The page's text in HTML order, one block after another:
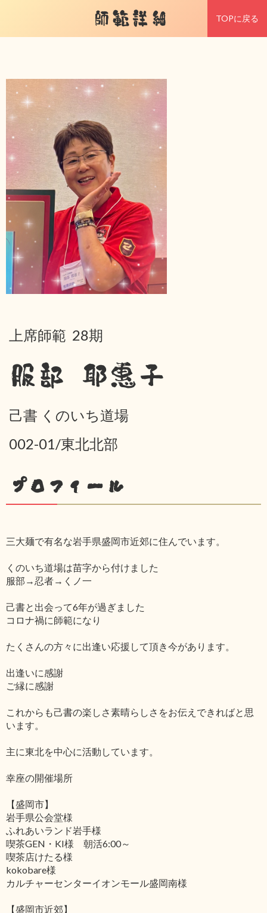
師範詳細 TOPに戻る
上席師範 28期
服部 耶惠子
己書 くのいち道場
002-01/東北北部
プロフィール
三大麺で有名な岩手県盛岡市近郊に住んでいます。
くのいち道場は苗字から付けました
服部→忍者→くノ一
己書と出会って6年が過ぎました
コロナ禍に師範になり
たくさんの方々に出逢い応援して頂き今があります。
出逢いに感謝
ご縁に感謝
これからも己書の楽しさ素晴らしさをお伝えできればと思
います。
主に東北を中心に活動しています。
幸座の開催場所
【盛岡市】
岩手県公会堂様
ふれあいランド岩手様
喫茶GEN・KI様 朝活6:00～
喫茶店けたる様
kokobare様
カルチャーセンターイオンモール盛岡南様
【盛岡市近郊】